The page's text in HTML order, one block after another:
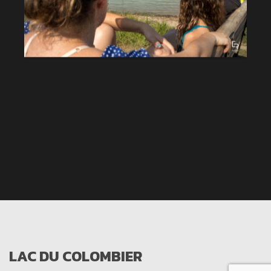
LAC DU COLOMBIER